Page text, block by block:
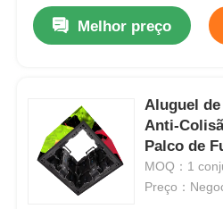
Melhor preço
Aluguel de
Anti-
Palco de
MOQ：1
Preço：